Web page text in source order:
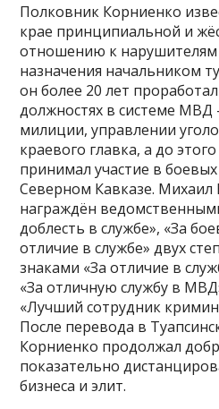
Полковник Корниенко
крае принципиальной и
отношению к нарушителям
назначения начальником
он более 20 лет
должностях в системе МВД
милиции, управлении
краевого главка, а до
принимал участие в
Северном Кавказе. Михаил
награждён
доблесть в службе», «За
отличие в службе» двух
знаками «За отличие в
«За отличную службу в
«Лучший сотрудник
После перевода в
Корниенко продолжал
показательно
бизнеса и элит.